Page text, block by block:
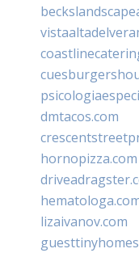
dmtacos.com
hornopizza.com
lizaivanov.com